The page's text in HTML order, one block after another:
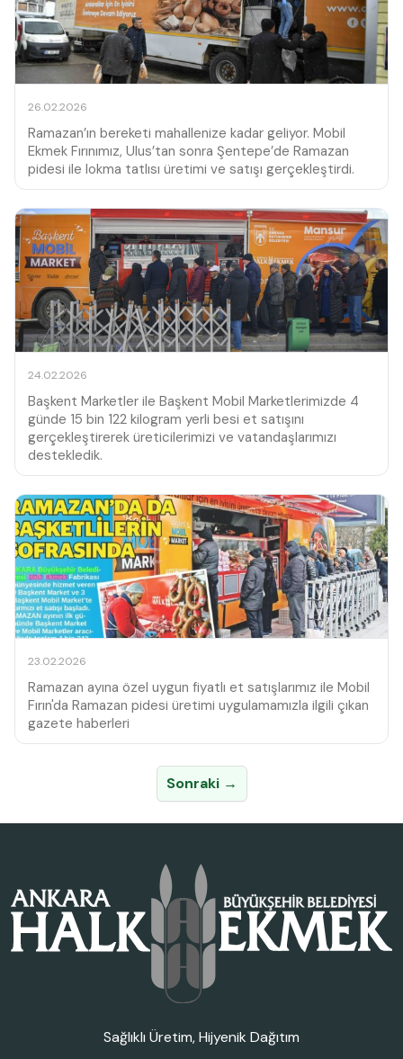
26.02.2026
Ramazan’ın bereketi mahallenize kadar geliyor. Mobil
Ekmek Fırınımız, Ulus’tan sonra Şentepe’de Ramazan
pidesi ile lokma tatlısı üretimi ve satışı gerçekleştirdi.
24.02.2026
Başkent Marketler ile Başkent Mobil Marketlerimizde 4
günde 15 bin 122 kilogram yerli besi et satışını
gerçekleştirerek üreticilerimizi ve vatandaşlarımızı
destekledik.
23.02.2026
Ramazan ayına özel uygun fiyatlı et satışlarımız ile Mobil
Fırın'da Ramazan pidesi üretimi uygulamamızla ilgili çıkan
gazete haberleri
Sonraki →
Sağlıklı Üretim, Hijyenik Dağıtım